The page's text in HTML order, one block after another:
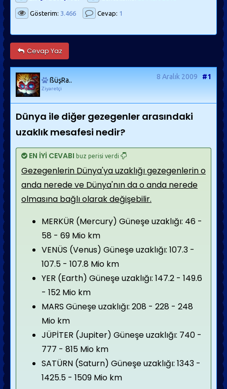
Gösterim: 3.466 Cevap: 1
Cevap Yaz
ßüşRa..
Ziyaretçi
8 Aralık 2009 #1
Dünya ile diğer gezegenler arasındaki
uzaklık mesafesi nedir?
EN İYİ CEVABI buz perisi verdi
Gezegenlerin Dünya'ya uzaklığı gezegenlerin o
anda nerede ve Dünya'nın da o anda nerede
olmasına bağlı olarak değişebilir.
MERKÜR (Mercury) Güneşe uzaklığı: 46 -
58 - 69 Mio km
VENÜS (Venus) Güneşe uzaklığı: 107.3 -
107.5 - 107.8 Mio km
YER (Earth) Güneşe uzaklığı: 147.2 - 149.6
- 152 Mio km
MARS Güneşe uzaklığı: 208 - 228 - 248
Mio km
JÜPİTER (Jupiter) Güneşe uzaklığı: 740 -
777 - 815 Mio km
SATÜRN (Saturn) Güneşe uzaklığı: 1343 -
1425.5 - 1509 Mio km